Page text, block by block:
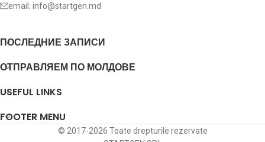
email: info@startgen.md
ПОСЛЕДНИЕ ЗАПИСИ
ОТПРАВЛЯЕМ ПО МОЛДОВЕ
USEFUL LINKS
FOOTER MENU
© 2017-2026 Toate drepturile rezervate